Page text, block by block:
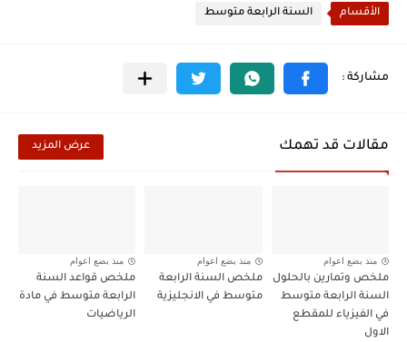
الأقسام السنة الرابعة متوسط
مقالات قد تهمك عرض المزيد
منذ بضع اعوام
ملخص وتمارين بالحلول
السنة الرابعة متوسط
في الفيزياء للمقطع
الاول
منذ بضع اعوام
ملخص السنة الرابعة
متوسط في الانجليزية
منذ بضع اعوام
ملخص قواعد السنة
الرابعة متوسط في مادة
الرياضيات